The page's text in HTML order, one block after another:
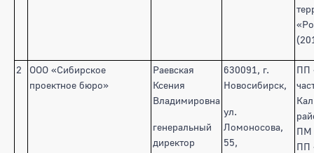
2
ООО «Сибирское
проектное бюро»
Раевская
Ксения
Владимировна
генеральный
директор
630091, г.
Новосибирск,
ул.
Ломоносова,
55,
ПП
ПМ
ПП